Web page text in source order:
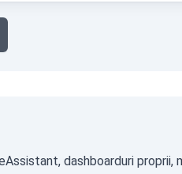
dashboarduri proprii,